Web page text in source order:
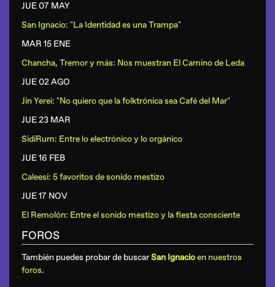
JUE 07 MAY
San Ignacio: "La Identidad es una Trampa"
MAR 15 ENE
Chancha, Tremor y más: Nos muestran El Camino de Leda
JUE 02 AGO
Jin Yerei: "No quiero que la folktrónica sea Café del Mar"
JUE 23 MAR
SidiRum: Entre lo electrónico y lo orgánico
JUE 16 FEB
Caleesi: 5 favoritos de sonido mestizo
JUE 17 NOV
El Remolón: Entre el sonido mestizo y la fiesta consciente
FOROS
También puedes probar de buscarSan Ignacioen nuestros
foros.